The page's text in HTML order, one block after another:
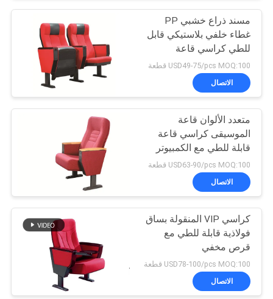
خريطة
الموقع
PRIVACY
POLICY
مسند ذراع خشبي PP
غطاء خلفي بلاستيكي قابل
للطي كراسي قاعة
USD49-75/pcs MOQ:100 قطعة
الاتصال
متعدد الألوان قاعة
الموسيقى كراسي قاعة
قابلة للطي مع الكمبيوتر
اللوحي
USD63-90/pcs MOQ:100 قطعة
الاتصال
كراسي VIP المنقولة بساق
فولاذية قابلة للطي مع
قرص مخفي
USD78-100/pcs MOQ:100 قطعة
الاتصال